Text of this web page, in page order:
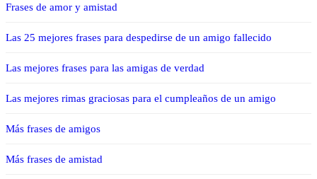
Frases de amor y amistad
Las 25 mejores frases para despedirse de un amigo fallecido
Las mejores frases para las amigas de verdad
Las mejores rimas graciosas para el cumpleaños de un amigo
Más frases de amigos
Más frases de amistad